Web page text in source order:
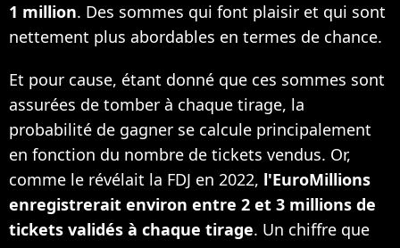
1 million. Des sommes qui font plaisir et qui sont
nettement plus abordables en termes de chance.
Et pour cause, étant donné que ces sommes sont
assurées de tomber à chaque tirage, la
probabilité de gagner se calcule principalement
en fonction du nombre de tickets vendus. Or,
comme le révélait la FDJ en 2022, l'EuroMillions
enregistrerait environ entre 2 et 3 millions de
tickets validés à chaque tirage. Un chiffre que